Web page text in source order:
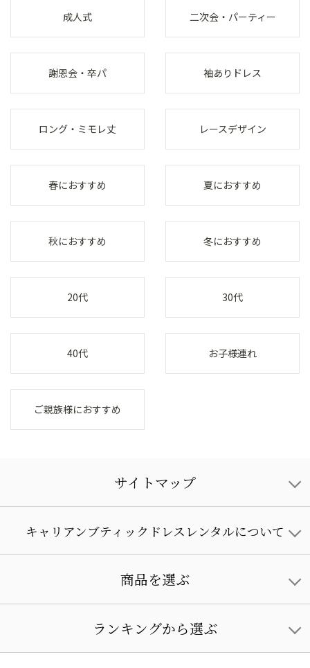
成人式 二次会・パーティー
謝恩会・卒パ 袖ありドレス
ロング・ミモレ丈 レースデザイン
春におすすめ 夏におすすめ
秋におすすめ 冬におすすめ
20代 30代
40代 お子様連れ
ご親族様におすすめ
サイトマップ
キャリアンブティックドレスレンタルについて
商品を選ぶ
ランキングから選ぶ